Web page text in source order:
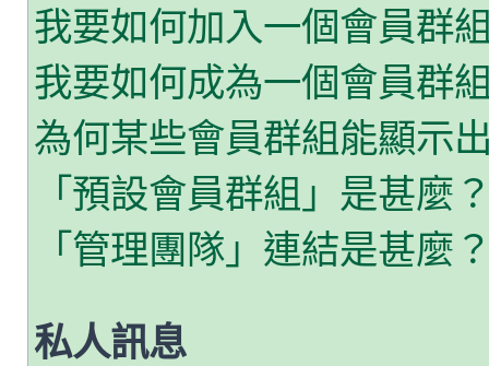
我要如何加入一個會員群
我要如何成為一個會員群
為何某些會員群組能顯示
「預設會員群組」是甚麼
「管理團隊」連結是甚麼
私人訊息